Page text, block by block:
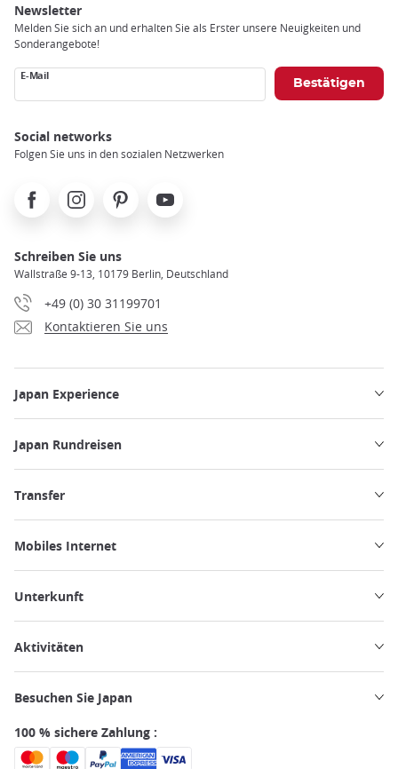
Newsletter
Melden Sie sich an und erhalten Sie als Erster unsere Neuigkeiten und
Sonderangebote!
E-Mail
Social networks
Folgen Sie uns in den sozialen Netzwerken
FacebookInstagramPinterest Youtube
Schreiben Sie uns
Wallstraße 9-13, 10179 Berlin, Deutschland
+49 (0) 30 31199701
Kontaktieren Sie uns
Japan Experience
Japan Rundreisen
Transfer
Mobiles Internet
Unterkunft
Aktivitäten
Besuchen Sie Japan
100 % sichere Zahlung :